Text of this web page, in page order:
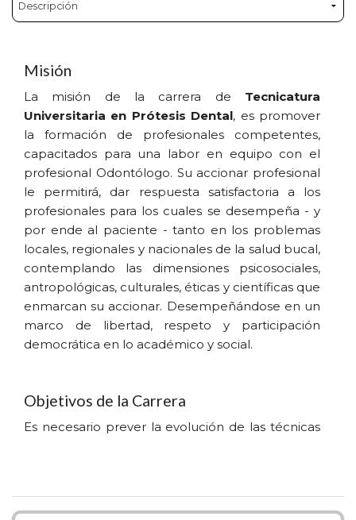
Misión
La misión de la carrera de Tecnicatura
Universitaria en Prótesis Dental, es promover
la formación de profesionales competentes,
capacitados para una labor en equipo con el
profesional Odontólogo. Su accionar profesional
le permitirá, dar respuesta satisfactoria a los
profesionales para los cuales se desempeña - y
por ende al paciente - tanto en los problemas
locales, regionales y nacionales de la salud bucal,
contemplando las dimensiones psicosociales,
antropológicas, culturales, éticas y científicas que
enmarcan su accionar. Desempeñándose en un
marco de libertad, respeto y participación
democrática en lo académico y social.
Objetivos de la Carrera
Es necesario prever la evolución de las técnicas